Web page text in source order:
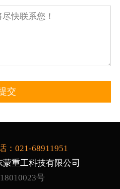
：021-68911951
重工科技有限公司
号